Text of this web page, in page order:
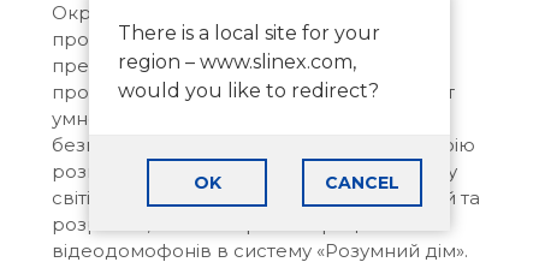
Окрім насиченої програми виставки та
проведення зустрічей з партнерами,
представники компанії Slinex встигли
провести семінар «Домофон как элемент
умного дома» в рамках Форуму з систем
безпеки «Intant ФСБ». Говорили про історію
розвитку домофонії, про головні тренди у
світі інноваційних домофонних технологій та
розробок, а також про інтеграцію
відеодомофонів в систему «Розумний дім».
There is a local site for your
region – www.slinex.com,
would you like to redirect?
OK CANCEL